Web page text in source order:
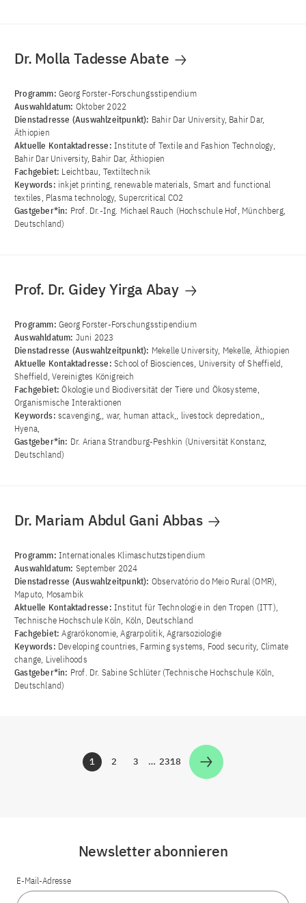
Dr. Molla Tadesse Abate
Programm: Georg Forster-Forschungsstipendium
Auswahldatum: Oktober 2022
Dienstadresse (Auswahlzeitpunkt): Bahir Dar University, Bahir Dar,
Äthiopien
Aktuelle Kontaktadresse: Institute of Textile and Fashion Technology,
Bahir Dar University, Bahir Dar, Äthiopien
Fachgebiet: Leichtbau, Textiltechnik
Keywords: inkjet printing, renewable materials, Smart and functional
textiles, Plasma technology, Supercritical CO2
Gastgeber*in: Prof. Dr.-Ing. Michael Rauch (Hochschule Hof, Münchberg,
Deutschland)
Prof. Dr. Gidey Yirga Abay
Programm: Georg Forster-Forschungsstipendium
Auswahldatum: Juni 2023
Dienstadresse (Auswahlzeitpunkt): Mekelle University, Mekelle, Äthiopien
Aktuelle Kontaktadresse: School of Biosciences, University of Sheffield,
Sheffield, Vereinigtes Königreich
Fachgebiet:Ökologie und Biodiversität der Tiere und Ökosysteme,
Organismische Interaktionen
Keywords: scavenging,, war, human attack,, livestock depredation,,
Hyena,
Gastgeber*in: Dr. Ariana Strandburg-Peshkin (Universität Konstanz,
Deutschland)
Dr. Mariam Abdul Gani Abbas
Programm: Internationales Klimaschutzstipendium
Auswahldatum: September 2024
Dienstadresse (Auswahlzeitpunkt): Observatório do Meio Rural (OMR),
Maputo, Mosambik
Aktuelle Kontaktadresse: Institut für Technologie in den Tropen (ITT),
Technische Hochschule Köln, Köln, Deutschland
Fachgebiet:Agrarökonomie, Agrarpolitik, Agrarsoziologie
Keywords: Developing countries, Farming systems, Food security, Climate
change, Livelihoods
Gastgeber*in: Prof. Dr. Sabine Schlüter (Technische Hochschule Köln,
Deutschland)
Zur Seite
1 Zur Seite
2 Zur Seite
3 … Zur Seite
2318
Newsletter abonnieren
E-Mail-Adresse